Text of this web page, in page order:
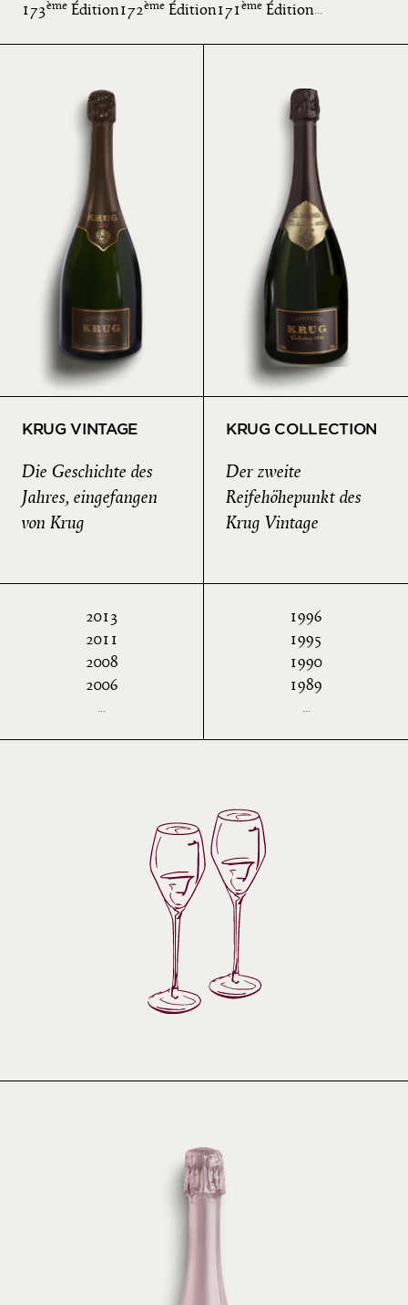
173ème Édition172ème Édition171ème Édition
KRUG VINTAGE
Die Geschichte des
Jahres, eingefangen
von Krug
2013
2011
2008
2006
KRUG COLLECTION
Der zweite
Reifehöhepunkt des
Krug Vintage
1996
1995
1990
1989